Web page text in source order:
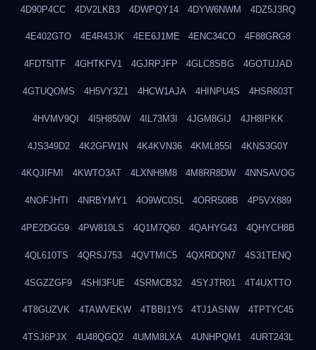
4D90P4CC 4DV2LKB3 4DWPQY14 4DYW6NWM 4DZ5J3RQ
4E402GTO 4E4R43JK 4EE6J1ME 4ENC34CO 4F88GRG8
4FDT5ITF 4GHTKFV1 4GJRPJFP 4GLC8SBG 4GOTUJAD
4GTUQOMS 4H5VY3Z1 4HCW1AJA 4HINPU4S 4HSR603T
4HVMV9QI 4I5H850W 4IL73M3I 4JGM8GIJ 4JH8IPKK
4JS349D2 4K2GFW1N 4K4KVN36 4KML855I 4KNS3G0Y
4KQJIFMI 4KWTO3AT 4LXNH9M8 4M8RR8DW 4NNSAVOG
4NOFJHTI 4NRBYMY1 4O9WC0SL 4ORR508B 4P5VX889
4PE2DGG9 4PW810LS 4Q1M7Q60 4QAHYG43 4QHYCH8B
4QL610TS 4QRSJ753 4QVTMIC5 4QXRDQN7 4S31TENQ
4SGZZGF9 4SHI3FUE 4SRMCB32 4SYJTR01 4T4UXTTO
4T8GUZVK 4TAWVEKW 4TBBI1Y5 4TJ1ASNW 4TPTYC45
4TSJ6PJX 4U48QGQ2 4UMM8LXA 4UNHPQM1 4URT243L